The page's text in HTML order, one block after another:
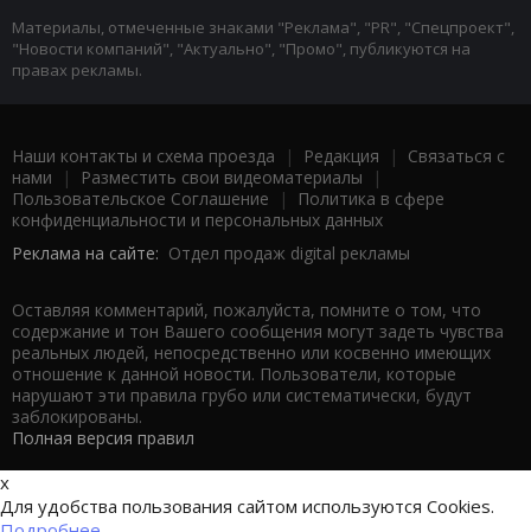
Материалы, отмеченные знаками "Реклама", "PR", "Спецпроект",
"Новости компаний", "Актуально", "Промо", публикуются на
правах рекламы.
Наши контакты и схема проезда | Редакция | Связаться с
нами | Разместить свои видеоматериалы |
Пользовательское Соглашение |
Политика в сфере
конфиденциальности и персональных данных
Реклама на сайте: Отдел продаж digital рекламы
Оставляя комментарий, пожалуйста, помните о том, что
содержание и тон Вашего сообщения могут задеть чувства
реальных людей, непосредственно или косвенно имеющих
отношение к данной новости. Пользователи, которые
нарушают эти правила грубо или систематически, будут
заблокированы.
Полная версия правил
x
Для удобства пользования сайтом используются Cookies.